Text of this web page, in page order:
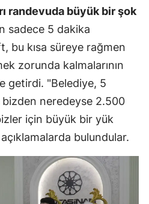
randevuda büyük bir şok
sadece 5 dakika
bu kısa süreye rağmen
zorunda kalmalarının
getirdi. "Belediye, 5
bizden neredeyse 2.500
için büyük bir yük
bulundular.